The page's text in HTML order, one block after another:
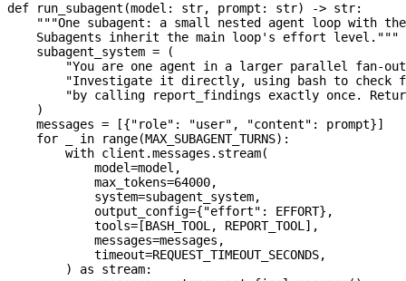
def run_subagent (model : str, prompt : str) -> str:
"""One subagent: a small nested agent loop with
    Subagents inherit the main loop's effort level."""
    subagent_system
= (
"You are one agent in a larger parallel fan-
"Investigate it directly, using bash to check
"by calling report_findings exactly once.
    )
    messages
= [{"role" : "user" , "content" : prompt}]
    for
in range(MAX_SUBAGENT_TURNS):
        with
client.messages.stream(
            model
=model,
            max_tokens
=64000,
            system
=subagent_system,
            output_config
={"effort" : EFFORT},
            tools
= [BASH_TOOL , REPORT_TOOL ],
            messages
=messages,
            timeout
=REQUEST_TIMEOUT_SECONDS,
        )
as stream: